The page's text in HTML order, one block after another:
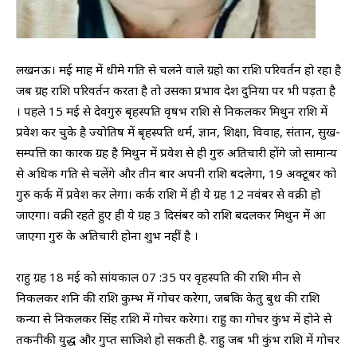
लखनऊ। मई माह में धीमे गति से चलने वाले ग्रहो का राशि परिवर्तन हो रहा है
जब ग्रह राशि परिवर्तन करता है तो उसका प्रभाव देश दुनिया पर भी पड़ता है
। पहले 15 मई से देवगुरु बृहस्पति वृषभ राशि से निकलकर मिथुन राशि में
प्रवेश कर चुके है ज्योतिष में बृहस्पति धर्म, ज्ञान, शिक्षा, विवाह, संतान, सुख-
सम्पत्ति का कारक ग्रह है मिथुन में प्रवेश से ही गुरु अतिचारी होंगे जो सामान्य
से अधिक गति से चलेंगे और तीन बार अपनी राशि बदलेगा, 19 अक्टूबर को
गुरु कर्क में प्रवेश कर लेगा। कर्क राशि में ही ये ग्रह 12 नवंबर से वक्री हो
जाएगा। वक्री रहते हुए ही ये ग्रह 3 दिसंबर को राशि बदलकर मिथुन में आ
जाएगा गुरु के अतिचारी होना शुभ नहीं है ।
राहु ग्रह 18 मई को सांयकाल 07 :35 पर वृहस्पति की राशि मीन से
निकलकर शनि की राशि कुम्भ में गोचर करेगा, जबकि केतु बुध की राशि
कन्या से निकलकर सिंह राशि में गोचर करेगा। राहु का गोचर कुंभ में होने से
तकनीकी युद्ध और गुप्त साजिशे हो सकती है. राहु जब भी कुंभ राशि में गोचर